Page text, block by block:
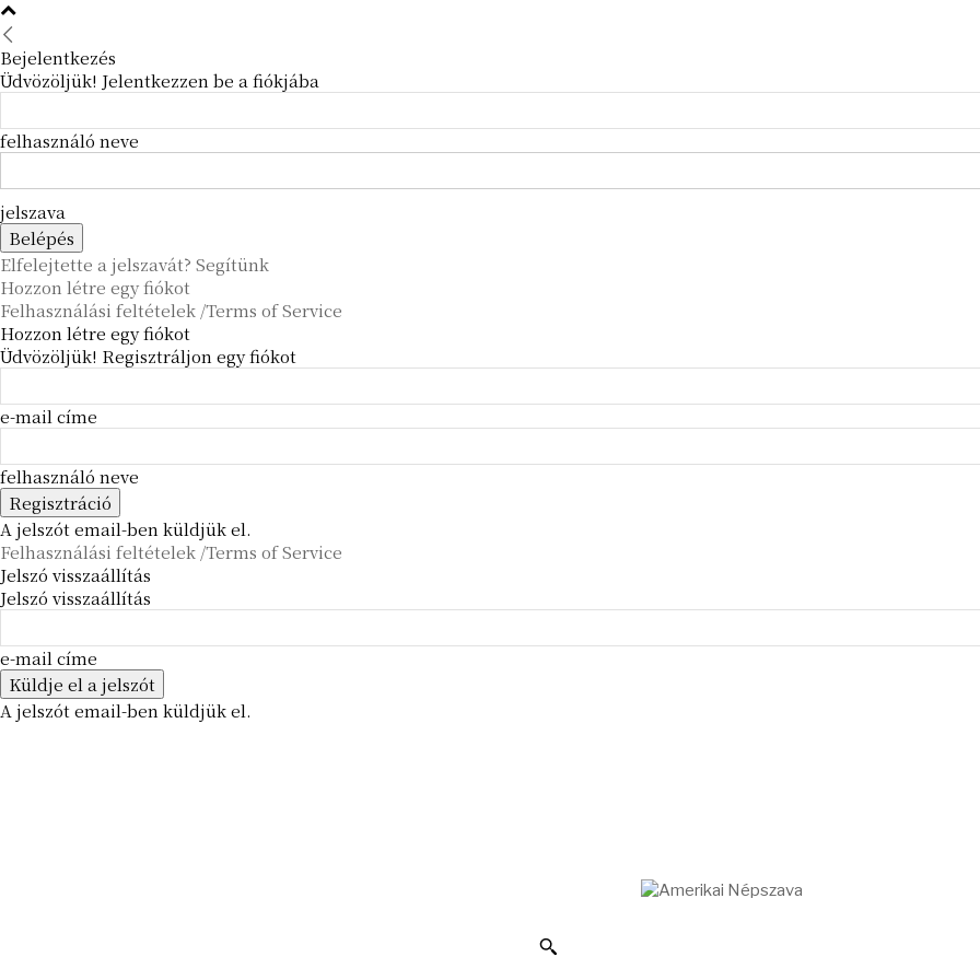
Bejelentkezés
Üdvözöljük! Jelentkezzen be a fiókjába
felhasználó neve
jelszava
Elfelejtette a jelszavát? Segítünk
Hozzon létre egy fiókot
Felhasználási feltételek /Terms of Service
Hozzon létre egy fiókot
Üdvözöljük! Regisztráljon egy fiókot
e-mail címe
felhasználó neve
A jelszót email-ben küldjük el.
Felhasználási feltételek /Terms of Service
Jelszó visszaállítás
Jelszó visszaállítás
e-mail címe
A jelszót email-ben küldjük el.